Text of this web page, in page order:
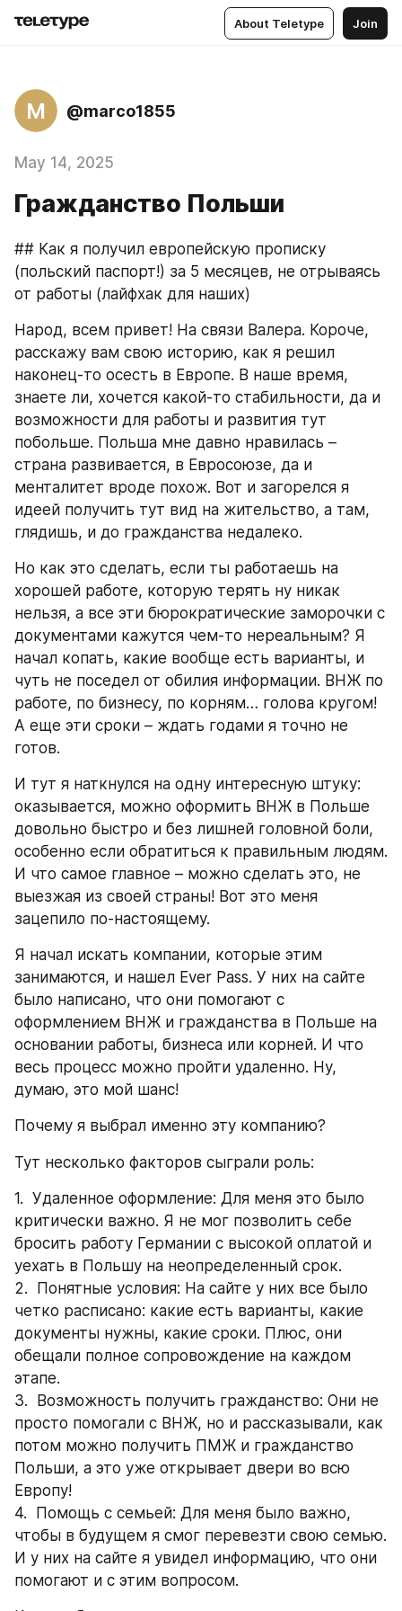
About Teletype Join
M @marco1855
May 14, 2025
Гражданство Польши
## Как я получил европейскую прописку
(польский паспорт!) за 5 месяцев, не отрываясь
от работы (лайфхак для наших)
Народ, всем привет! На связи Валера. Короче,
расскажу вам свою историю, как я решил
наконец-то осесть в Европе. В наше время,
знаете ли, хочется какой-то стабильности, да и
возможности для работы и развития тут
побольше. Польша мне давно нравилась –
страна развивается, в Евросоюзе, да и
менталитет вроде похож. Вот и загорелся я
идеей получить тут вид на жительство, а там,
глядишь, и до гражданства недалеко.
Но как это сделать, если ты работаешь на
хорошей работе, которую терять ну никак
нельзя, а все эти бюрократические заморочки с
документами кажутся чем-то нереальным? Я
начал копать, какие вообще есть варианты, и
чуть не поседел от обилия информации. ВНЖ по
работе, по бизнесу, по корням… голова кругом!
А еще эти сроки – ждать годами я точно не
готов.
И тут я наткнулся на одну интересную штуку:
оказывается, можно оформить ВНЖ в Польше
довольно быстро и без лишней головной боли,
особенно если обратиться к правильным людям.
И что самое главное – можно сделать это, не
выезжая из своей страны! Вот это меня
зацепило по-настоящему.
Я начал искать компании, которые этим
занимаются, и нашел Ever Pass. У них на сайте
было написано, что они помогают с
оформлением ВНЖ и гражданства в Польше на
основании работы, бизнеса или корней. И что
весь процесс можно пройти удаленно. Ну,
думаю, это мой шанс!
Почему я выбрал именно эту компанию?
Тут несколько факторов сыграли роль:
1.  Удаленное оформление: Для меня это было
критически важно. Я не мог позволить себе
бросить работу Германии с высокой оплатой и
уехать в Польшу на неопределенный срок.
2.  Понятные условия: На сайте у них все было
четко расписано: какие есть варианты, какие
документы нужны, какие сроки. Плюс, они
обещали полное сопровождение на каждом
этапе.
3.  Возможность получить гражданство: Они не
просто помогали с ВНЖ, но и рассказывали, как
потом можно получить ПМЖ и гражданство
Польши, а это уже открывает двери во всю
Европу!
4.  Помощь с семьей: Для меня было важно,
чтобы в будущем я смог перевезти свою семью.
И у них на сайте я увидел информацию, что они
помогают и с этим вопросом.